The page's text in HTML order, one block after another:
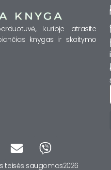
kurioje atrasite
knygas ir skaitymo
E
n
V
teisės saugomos2026